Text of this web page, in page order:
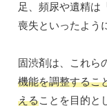
足、頻尿や遺精は
喪失といったよう
固渋剤は、これら
機能を調整するこ
えることを目的と